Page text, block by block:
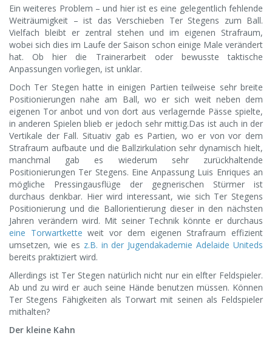
Ein weiteres Problem – und hier ist es eine gelegentlich fehlende
Weiträumigkeit – ist das Verschieben Ter Stegens zum Ball.
Vielfach bleibt er zentral stehen und im eigenen Strafraum,
wobei sich dies im Laufe der Saison schon einige Male verändert
hat. Ob hier die Trainerarbeit oder bewusste taktische
Anpassungen vorliegen, ist unklar.
Doch Ter Stegen hatte in einigen Partien teilweise sehr breite
Positionierungen nahe am Ball, wo er sich weit neben dem
eigenen Tor anbot und von dort aus verlagernde Pässe spielte,
in anderen Spielen blieb er jedoch sehr mittig.Das ist auch in der
Vertikale der Fall. Situativ gab es Partien, wo er von vor dem
Strafraum aufbaute und die Ballzirkulation sehr dynamisch hielt,
manchmal gab es wiederum sehr zurückhaltende
Positionierungen Ter Stegens. Eine Anpassung Luis Enriques an
mögliche Pressingausflüge der gegnerischen Stürmer ist
durchaus denkbar. Hier wird interessant, wie sich Ter Stegens
Positionierung und die Ballorientierung dieser in den nächsten
Jahren verändern wird. Mit seiner Technik könnte er durchaus
eine Torwartkette weit vor dem eigenen Strafraum effizient
umsetzen, wie es z.B. in der Jugendakademie Adelaide Uniteds
bereits praktiziert wird.
Allerdings ist Ter Stegen natürlich nicht nur ein elfter Feldspieler.
Ab und zu wird er auch seine Hände benutzen müssen. Können
Ter Stegens Fähigkeiten als Torwart mit seinen als Feldspieler
mithalten?
Der kleine Kahn